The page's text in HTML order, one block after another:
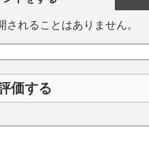
されることはありません。
価する